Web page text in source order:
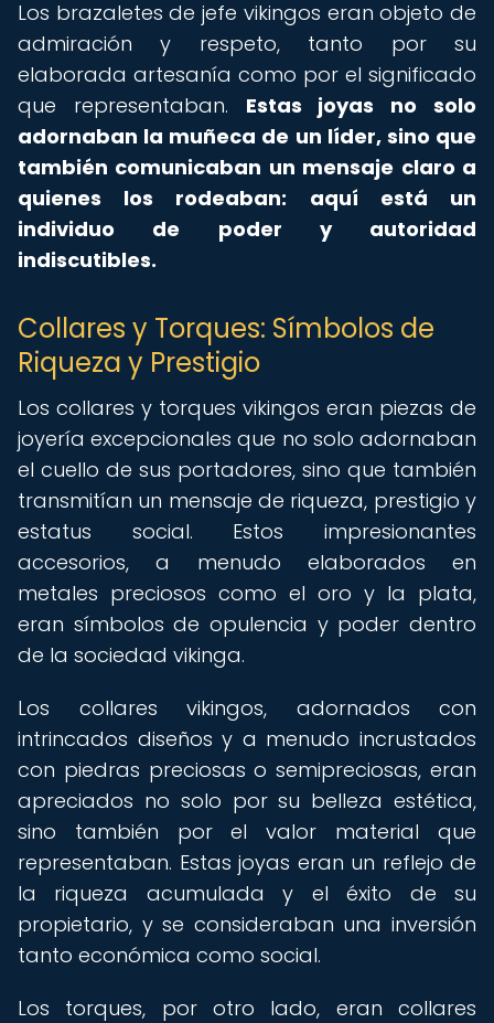
Los brazaletes de jefe vikingos eran objeto de
admiración y respeto, tanto por su
elaborada artesanía como por el significado
que representaban. Estas joyas no solo
adornaban la muñeca de un líder, sino que
también comunicaban un mensaje claro a
quienes los rodeaban: aquí está un
individuo de poder y autoridad
indiscutibles.
Collares y Torques: Símbolos de
Riqueza y Prestigio
Los collares y torques vikingos eran piezas de
joyería excepcionales que no solo adornaban
el cuello de sus portadores, sino que también
transmitían un mensaje de riqueza, prestigio y
estatus social. Estos impresionantes
accesorios, a menudo elaborados en
metales preciosos como el oro y la plata,
eran símbolos de opulencia y poder dentro
de la sociedad vikinga.
Los collares vikingos, adornados con
intrincados diseños y a menudo incrustados
con piedras preciosas o semipreciosas, eran
apreciados no solo por su belleza estética,
sino también por el valor material que
representaban. Estas joyas eran un reflejo de
la riqueza acumulada y el éxito de su
propietario, y se consideraban una inversión
tanto económica como social.
Los torques, por otro lado, eran collares